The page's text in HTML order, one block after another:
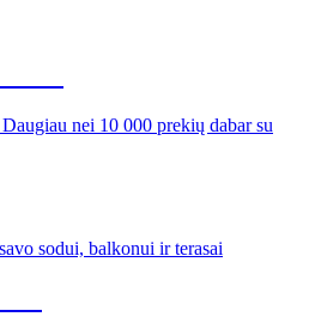
nei 10 000 prekių dabar su
sodui, balkonui ir terasai